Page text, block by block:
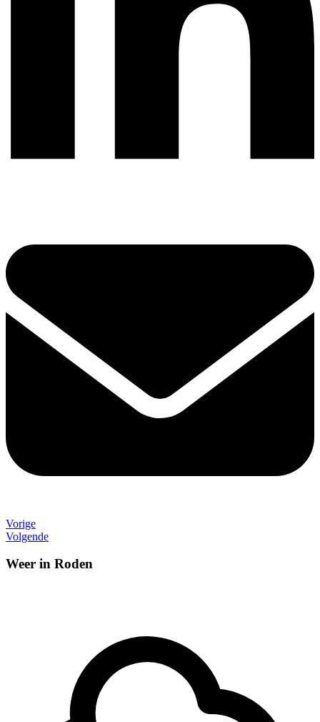
Vorige
Volgende
Weer in Roden